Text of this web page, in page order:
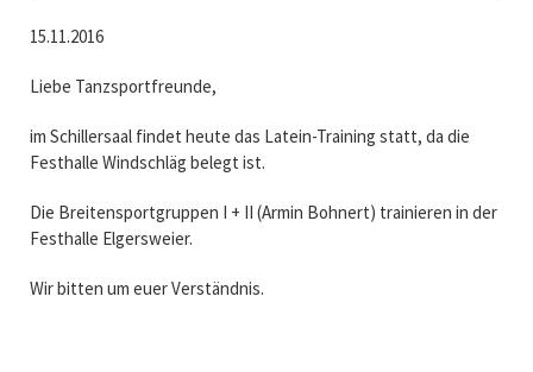
15.11.2016
Liebe Tanzsportfreunde,
im Schillersaal findet heute das Latein-Training statt, da die
Festhalle Windschläg belegt ist.
Die Breitensportgruppen I + II (Armin Bohnert) trainieren in der
Festhalle Elgersweier.
Wir bitten um euer Verständnis.